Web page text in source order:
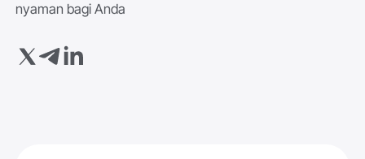
nyaman bagi Anda